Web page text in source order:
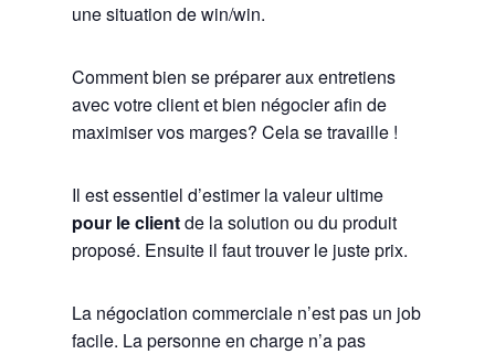
une situation de win/win.
Comment bien se préparer aux entretiens
avec votre client et bien négocier afin de
maximiser vos marges? Cela se travaille !
Il est essentiel d’estimer la valeur ultime
pour le clientde la solution ou du produit
proposé. Ensuite il faut trouver le juste prix.
La négociation commerciale n’est pas un job
facile. La personne en charge n’a pas